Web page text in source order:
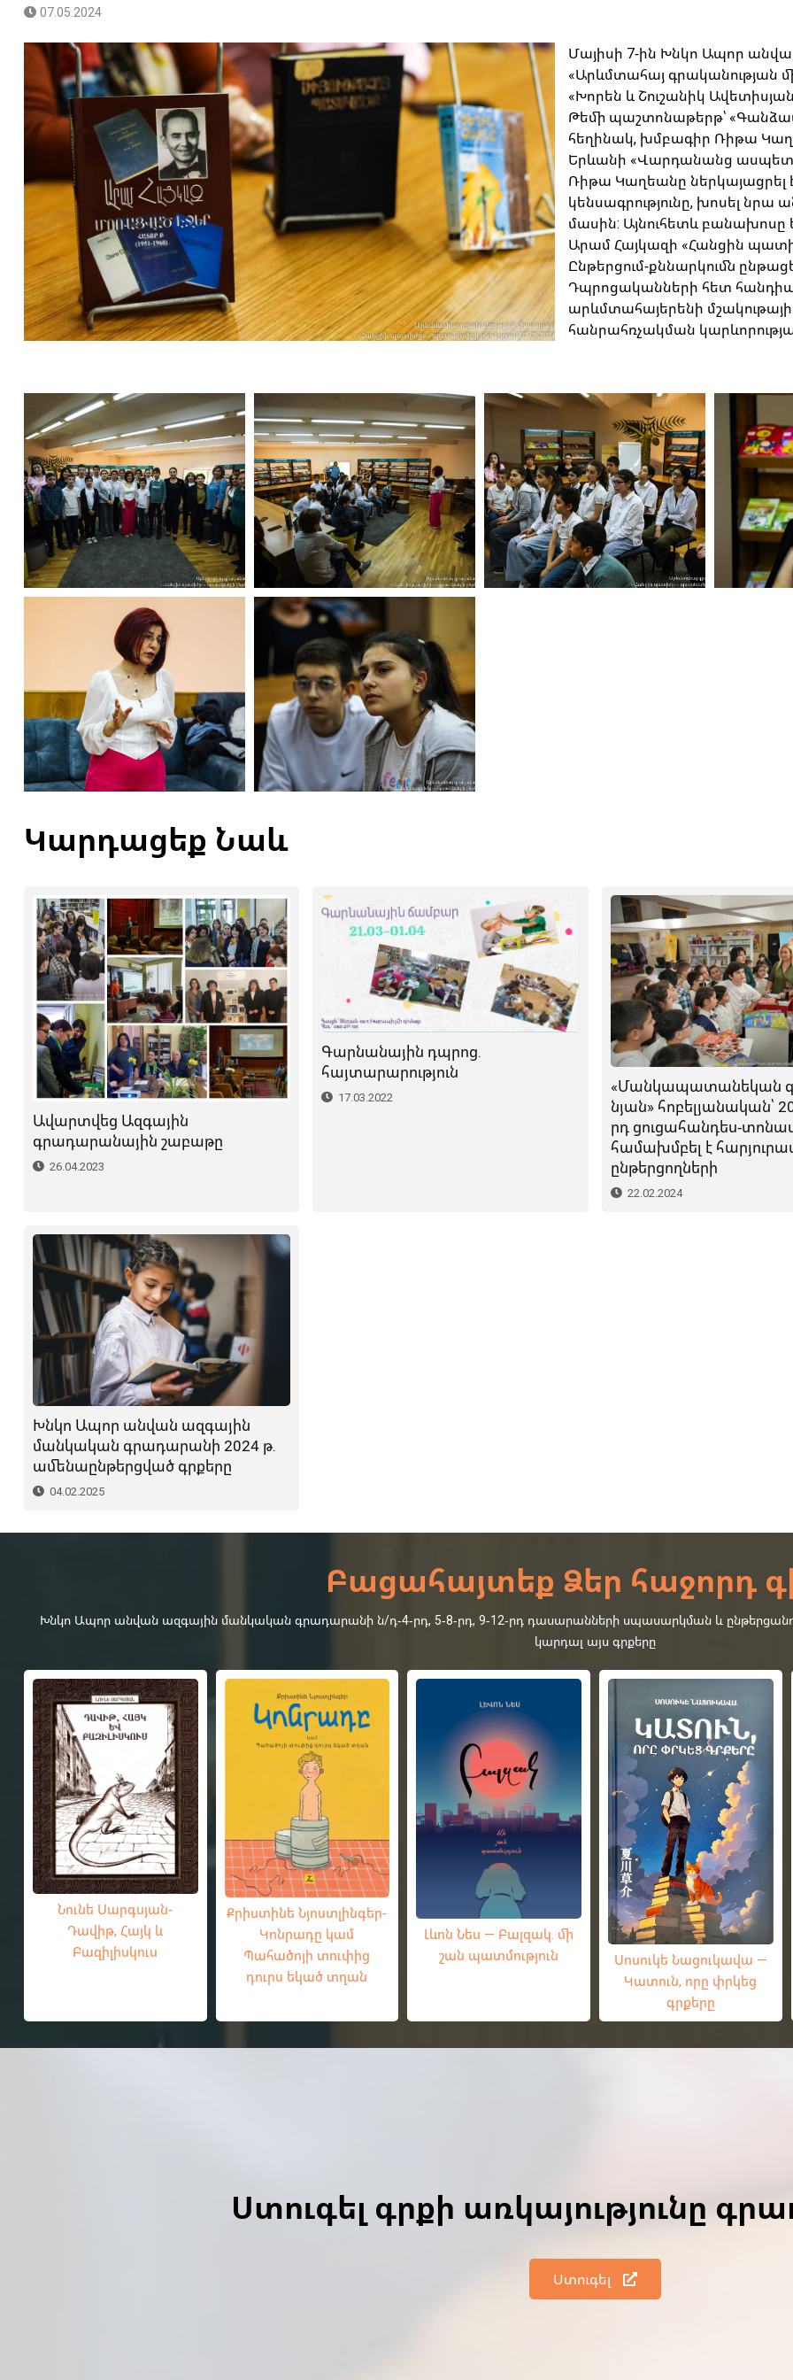
07.05.2024
Մայիսի 7-ին Խնկո Ապոր
«Արևմտահայ գրականության
«Խորեն և Շուշանիկ
Թեմի պաշտոնաթերթ՝
հեղինակ, խմբագիր Ռիթա
Երևանի «Վարդանանց
Ռիթա Կաղեանը
կենսագրությունը, խոսել նրա
մասին: Այնուհետև
Արամ Հայկազի «Հանցին
Ընթերցում-քննարկումն
Դպրոցականների հետ
արևմտահայերենի
հանրահռչակման
Կարդացեք Նաև
Ավարտվեց Ազգային
գրադարանային շաբաթը
26.04.2023
Գարնանային դպրոց.
հայտարարություն
17.03.2022
«Մանկապատանեկան
նյան» հոբելյանական՝
րդ ցուցահանդես-
համախմբել է
ընթերցողների
22.02.2024
Խնկո Ապոր անվան ազգային
մանկական գրադարանի 2024 թ.
ամենաընթերցված գրքերը
04.02.2025
Բացահայտեք Ձեր հաջորդ
Խնկո Ապոր անվան ազգային մանկական գրադարանի ն/դ-4-րդ, 5-8-րդ, 9-12-րդ դասարանների սպասարկման և
կարդալ այս գրքերը
Նունե Սարգսյան-
Դավիթ, Հայկ և
Բազիլիսկուս
Քրիստինե Նյոստլինգեր-
Կոնրադը կամ
Պահածոյի տուփից
դուրս եկած տղան
Լևոն Նես — Բալզակ. մի
շան պատմություն
Սոսուկե Նացուկավա —
Կատուն, որը փրկեց
գրքերը
Ստուգել գրքի առկայությունը
Ստուգել